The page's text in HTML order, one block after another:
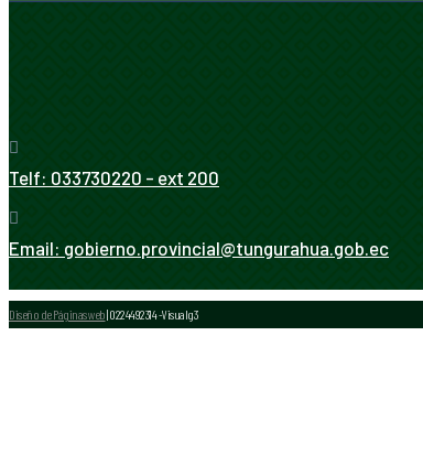
Telf: 033730220 - ext 200
Email: gobierno.provincial@tungurahua.gob.ec
Diseño de Páginas web| 0224492314 -Visualg3